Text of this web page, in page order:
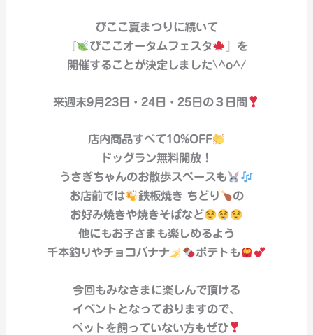
ぴここ夏まつりに続いて
ぴここオータムフェスタ
』を
開催することが決定しました\^o^/
来週末9月23日・24日・25日の３日間
店内商品すべて10%OFF
ドッグラン無料開放！
うさぎちゃんのお散歩スペースも
お店前では
鉄板焼き ちどり
の
お好み焼きや焼きそばなど
他にもお子さまも楽しめるよう
千本釣りやチョコバナナ
ポテトも
今回もみなさまに楽しんで頂ける
イベントとなっておりますので、
ペットを飼っていない方もぜひ